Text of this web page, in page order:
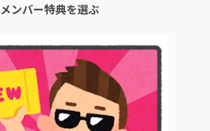
メンバー特典を選ぶ